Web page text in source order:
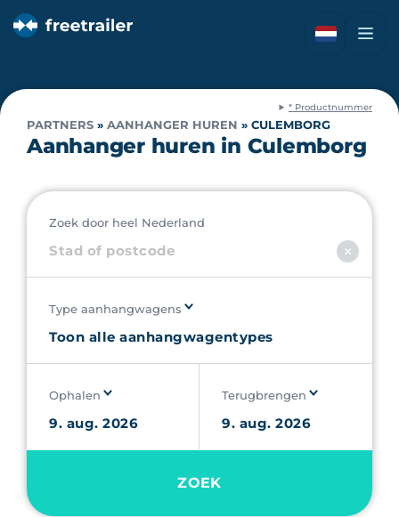
* Productnummer
PARTNERS » AANHANGER HUREN » CULEMBORG
Aanhanger huren in Culemborg
Zoek door heel Nederland
Type aanhangwagens
Ophalen Terugbrengen
ZOEK